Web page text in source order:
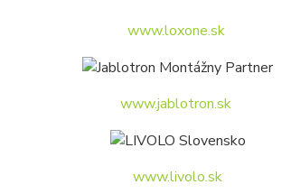
www.loxone.sk
www.jablotron.sk
www.livolo.sk